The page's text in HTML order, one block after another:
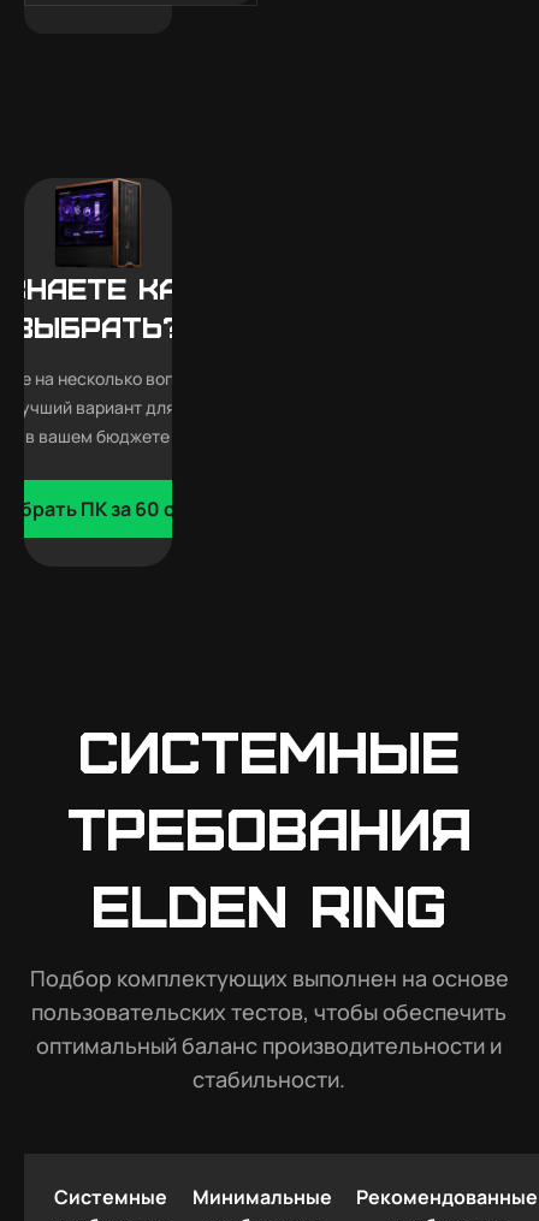
какой
выбрать?
на несколько вопросов —
лучший вариант для Elden Ring
в вашем бюджете
ПК за 60 сек
Системные
требования
Elden Ring
Подбор комплектующих выполнен на основе
пользовательских тестов, чтобы обеспечить
оптимальный баланс производительности и
стабильности.
Системные
Минимальные
Рекомендованные